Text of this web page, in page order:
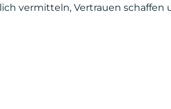
vermitteln, Vertrauen